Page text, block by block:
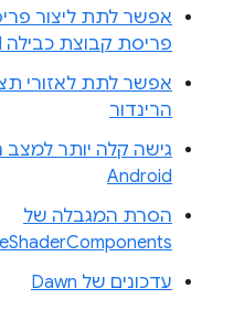
אפשר לתת ליצור
פריסת קבוצת כבילה null
אפשר לתת לאזורי
הרינדור
גישה קלה יותר למצב
Android
הסרת המגבלה של
עדכונים של Dawn